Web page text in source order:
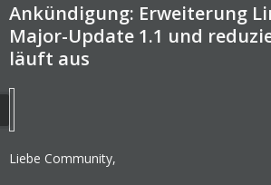
Ankündigung: Erweiterung
Major-Update 1.1 und
läuft aus
Liebe Community,